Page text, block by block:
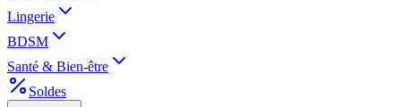
Lingerie
BDSM
Santé & Bien-être
Soldes